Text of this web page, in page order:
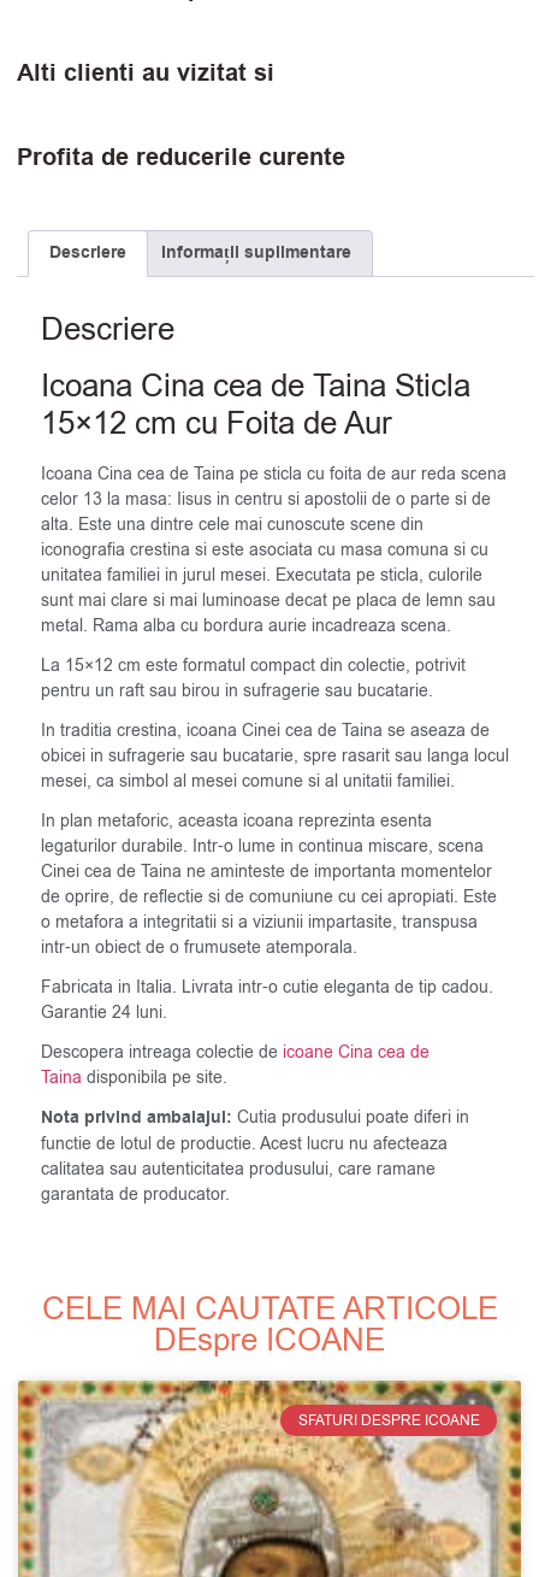
Alti clienti au vizitat si
Profita de reducerile curente
Descriere Informații suplimentare
Descriere
Icoana Cina cea de Taina Sticla
15×12 cm cu Foita de Aur
Icoana Cina cea de Taina pe sticla cu foita de aur reda scena
celor 13 la masa: Iisus in centru si apostolii de o parte si de
alta. Este una dintre cele mai cunoscute scene din
iconografia crestina si este asociata cu masa comuna si cu
unitatea familiei in jurul mesei. Executata pe sticla, culorile
sunt mai clare si mai luminoase decat pe placa de lemn sau
metal. Rama alba cu bordura aurie incadreaza scena.
La 15×12 cm este formatul compact din colectie, potrivit
pentru un raft sau birou in sufragerie sau bucatarie.
In traditia crestina, icoana Cinei cea de Taina se aseaza de
obicei in sufragerie sau bucatarie, spre rasarit sau langa locul
mesei, ca simbol al mesei comune si al unitatii familiei.
In plan metaforic, aceasta icoana reprezinta esenta
legaturilor durabile. Intr-o lume in continua miscare, scena
Cinei cea de Taina ne aminteste de importanta momentelor
de oprire, de reflectie si de comuniune cu cei apropiati. Este
o metafora a integritatii si a viziunii impartasite, transpusa
intr-un obiect de o frumusete atemporala.
Fabricata in Italia. Livrata intr-o cutie eleganta de tip cadou.
Garantie 24 luni.
Descopera intreaga colectie de icoane Cina cea de
Taina disponibila pe site.
Nota privind ambalajul: Cutia produsului poate diferi in
functie de lotul de productie. Acest lucru nu afecteaza
calitatea sau autenticitatea produsului, care ramane
garantata de producator.
CELE MAI CAUTATE ARTICOLE
DEspre ICOANE
SFATURI DESPRE ICOANE